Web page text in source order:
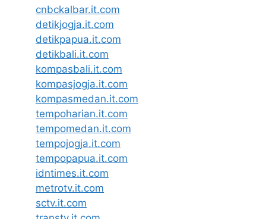
cnbckalbar.it.com
detikjogja.it.com
detikpapua.it.com
detikbali.it.com
kompasbali.it.com
kompasjogja.it.com
kompasmedan.it.com
tempoharian.it.com
tempomedan.it.com
tempojogja.it.com
tempopapua.it.com
idntimes.it.com
metrotv.it.com
sctv.it.com